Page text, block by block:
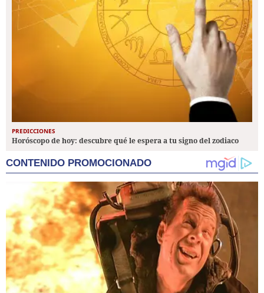
PREDICCIONES
Horóscopo de hoy: descubre qué le espera a tu signo del zodiaco
CONTENIDO PROMOCIONADO